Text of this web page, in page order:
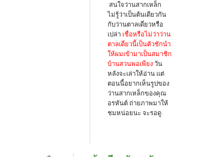
สนใจว่านสากเหล็ก
ไม่รู้ว่าเป็นต้นเดียวกัน
กับว่านตาลเดี่ยวหรือ
เปล่า เชื่อหรือไม่ว่าว่าน
ตาลเดี่ยวนี้เป็นตัวชักนำ
ให้ผมเข้ามาเป็นสมาชิก
บ้านสวนพอเพียงวัน
หลังจะเล่าให้อ่าน แต่
ตอนนี้อยากเห็นรูปของ
ว่านสากเหล็กของคุณ
อรหันต์ ถ่ายภาพมาให้
ชมหน่อยนะ จะรอดู